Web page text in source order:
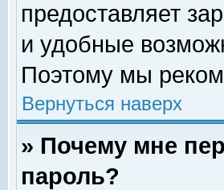
предоставляет
и удобные
Поэтому мы
Вернуться наверх
» Почему мне
пароль?